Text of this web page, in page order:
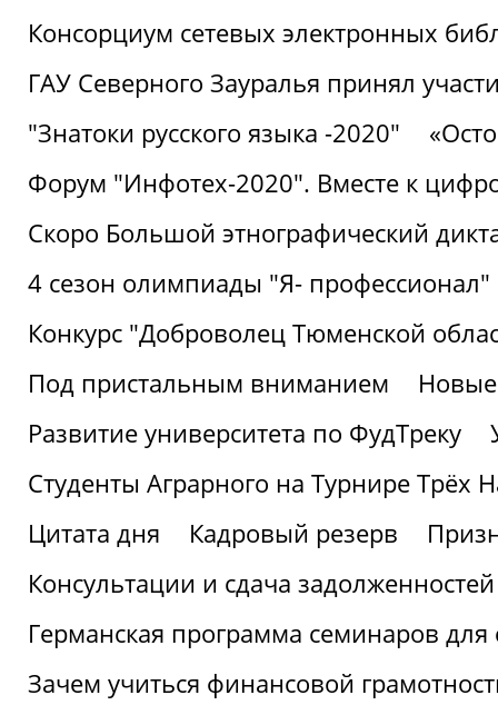
Консорциум сетевых электронных
ГАУ Северного Зауралья принял
"Знатоки русского языка -2020"
Форум "Инфотех-2020". Вместе к
Скоро Большой этнографический
4 сезон олимпиады "Я- профессионал"
Конкурс "Доброволец Тюменской
Под пристальным вниманием
Развитие университета по ФудТреку
Студенты Аграрного на Турнире Трёх
Цитата дня
Кадровый резерв
Консультации и сдача
Германская программа семинаров для
Зачем учиться финансовой